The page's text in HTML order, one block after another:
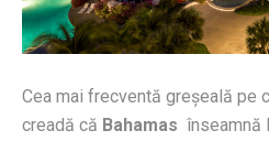
Cea mai frecventă greșeală pe
creadă că Bahamas înseamnă